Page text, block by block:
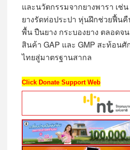
และนวัตกรรมจากยางพารา เช่
ยางรัดท่อประปา หุ่นฝึกช่วยฟื้นคื
พื้น ปืนยาง กระบองยาง ตลอดจ
สินค้า GAP และ GMP สะท้อนศั
ไทยสู่มาตรฐานสากล
Click Donate Support Web